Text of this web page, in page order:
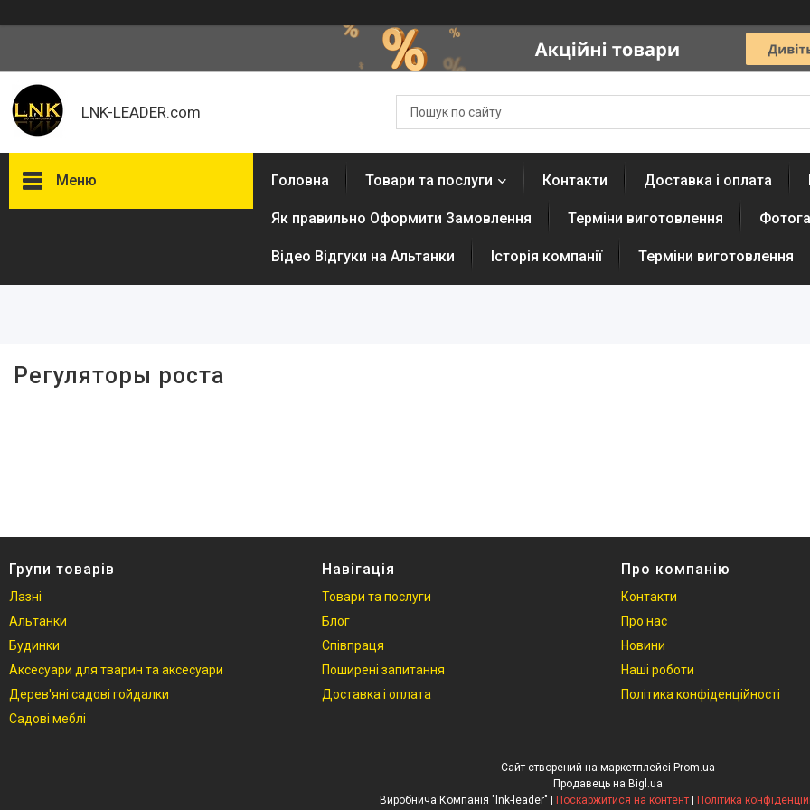
LNK-LEADER.com
Меню
Товари та послуги
Головна Товари та послуги Контакти Доставка і оплата
Як правильно Оформити Замовлення Терміни виготовлення
Відео Відгуки на Альтанки Історія компанії Терміни виготовлення
Регуляторы роста
Групи товарів
Лазні
Альтанки
Будинки
Аксесуари для тварин та аксесуари
Дерев'яні садові гойдалки
Садові меблі
Навігація
Товари та послуги
Блог
Співпраця
Поширені запитання
Доставка і оплата
Про компанію
Контакти
Про нас
Новини
Наші роботи
Політика конфіденційності
Сайт створений на маркетплейсі Prom.ua
Продавець на Bigl.ua
Поскаржитися на контент Політика